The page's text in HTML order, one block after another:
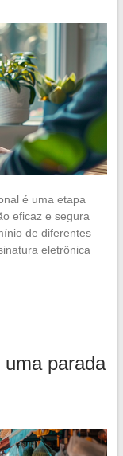
é uma etapa
eficaz e segura
de diferentes
eletrônica
parada